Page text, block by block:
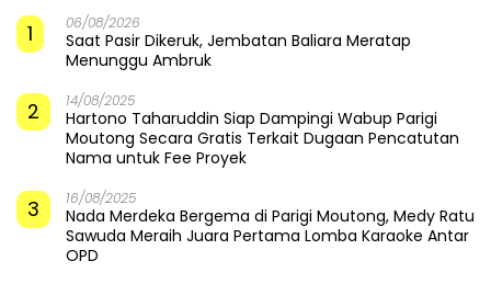
1
06/08/2026
Saat Pasir Dikeruk, Jembatan Baliara Meratap
Menunggu Ambruk
2 14/08/2025
Hartono Taharuddin Siap Dampingi Wabup Parigi
Moutong Secara Gratis Terkait Dugaan Pencatutan
Nama untuk Fee Proyek
3 16/08/2025
Nada Merdeka Bergema di Parigi Moutong, Medy Ratu
Sawuda Meraih Juara Pertama Lomba Karaoke Antar
OPD